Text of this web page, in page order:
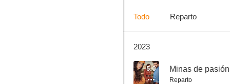
Todo Reparto
2023
5.0 Minas de pasión
Reparto